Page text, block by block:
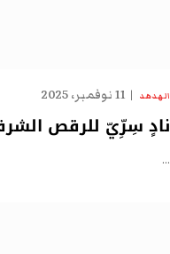
الهدهد 11 نوفمبر، 2025
نادٍ سِرِّيّ للرقص
…